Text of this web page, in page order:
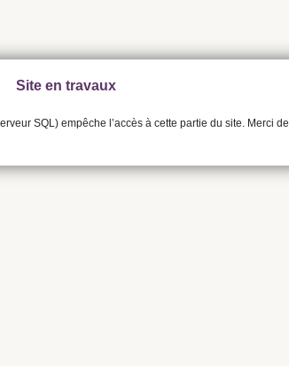
Site en travaux
SQL) empêche l’accès à cette partie du site. Merci de